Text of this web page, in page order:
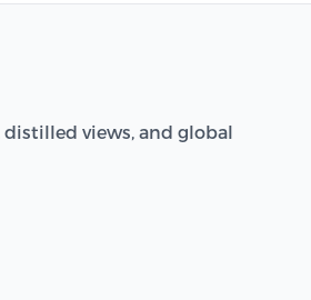
distilled views, and global